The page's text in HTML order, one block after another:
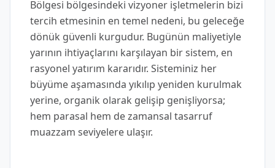
Bölgesi bölgesindeki vizyoner işletmelerin bizi
tercih etmesinin en temel nedeni, bu geleceğe
dönük güvenli kurgudur. Bugünün maliyetiyle
yarının ihtiyaçlarını karşılayan bir sistem, en
rasyonel yatırım kararıdır. Sisteminiz her
büyüme aşamasında yıkılıp yeniden kurulmak
yerine, organik olarak gelişip genişliyorsa;
hem parasal hem de zamansal tasarruf
muazzam seviyelere ulaşır.